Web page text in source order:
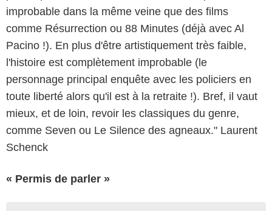
improbable dans la même veine que des films
comme Résurrection ou 88 Minutes (déjà avec Al
Pacino !). En plus d'être artistiquement très faible,
l'histoire est complètement improbable (le
personnage principal enquête avec les policiers en
toute liberté alors qu'il est à la retraite !). Bref, il vaut
mieux, et de loin, revoir les classiques du genre,
comme Seven ou Le Silence des agneaux." Laurent
Schenck
« Permis de parler »